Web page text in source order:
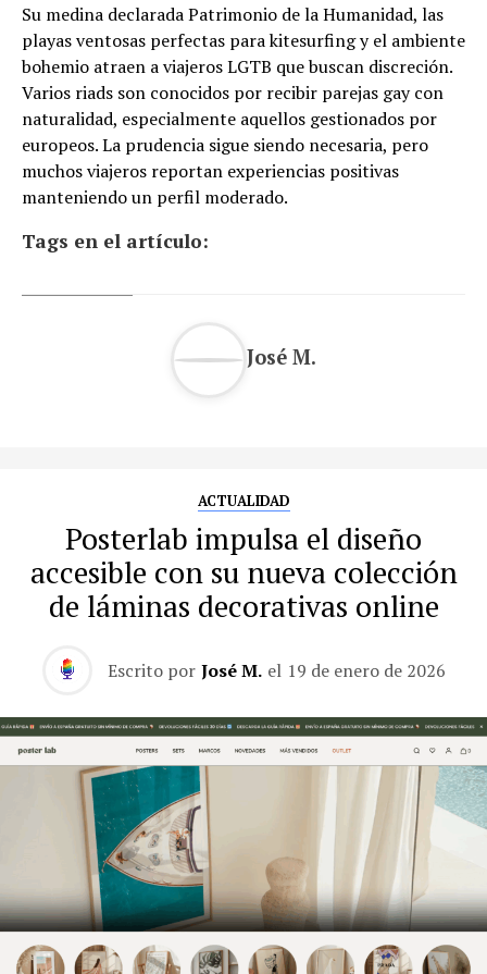
Su medina declarada Patrimonio de la Humanidad, las
playas ventosas perfectas para kitesurfing y el ambiente
bohemio atraen a viajeros LGTB que buscan discreción.
Varios riads son conocidos por recibir parejas gay con
naturalidad, especialmente aquellos gestionados por
europeos. La prudencia sigue siendo necesaria, pero
muchos viajeros reportan experiencias positivas
manteniendo un perfil moderado.
Tags en el artículo:
José M.
ACTUALIDAD
Posterlab impulsa el diseño
accesible con su nueva colección
de láminas decorativas online
Escrito por José M. el 19 de enero de 2026